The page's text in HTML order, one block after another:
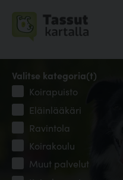
Valitse kategoria(t)
Koirapuisto
Eläinlääkäri
Ravintola
Koirakoulu
Muut palvelut